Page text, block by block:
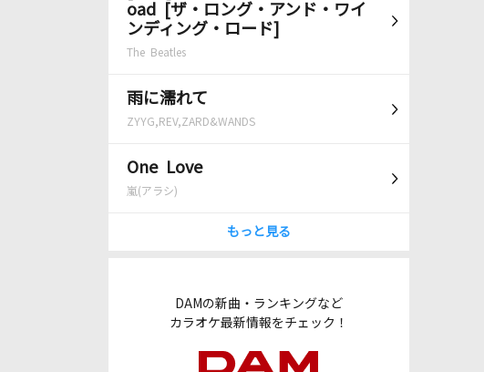
oad [ザ・ロング・アンド・ワイ
ンディング・ロード]
The Beatles
雨に濡れて
ZYYG,REV,ZARD&WANDS
One Love
嵐(アラシ)
もっと見る
DAMの新曲・ランキングなど
カラオケ最新情報をチェック！